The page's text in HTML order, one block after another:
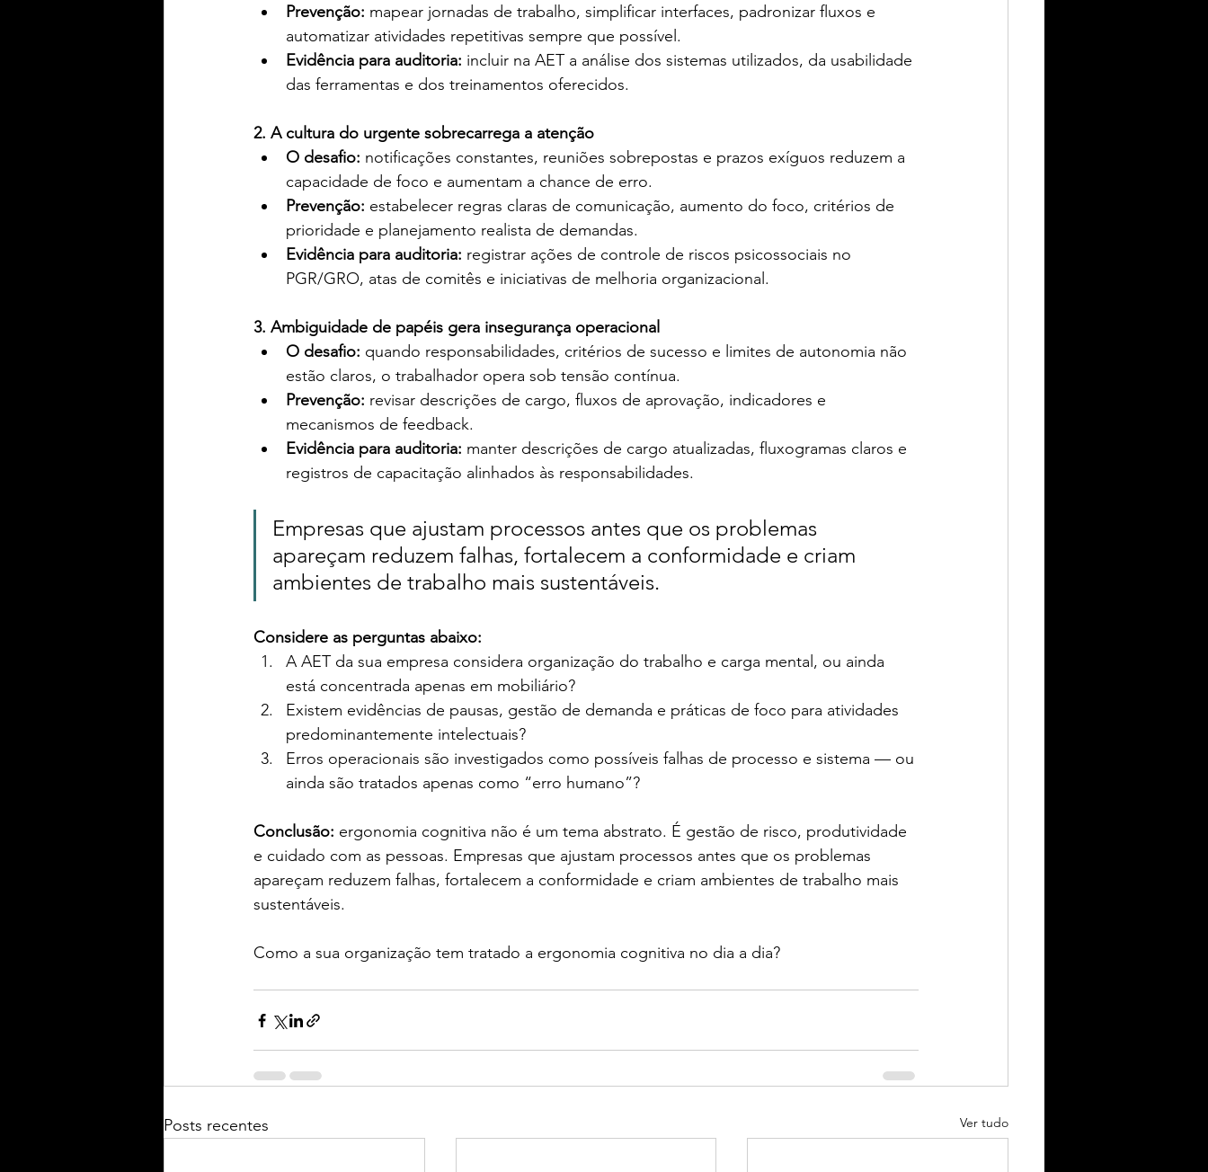
Prevenção: mapear jornadas de trabalho, simplificar interfaces, padronizar fluxos e
automatizar atividades repetitivas sempre que possível.
Evidência para auditoria: incluir na AET a análise dos sistemas utilizados, da usabilidade
das ferramentas e dos treinamentos oferecidos.
2. A cultura do urgente sobrecarrega a atenção
O desafio: notificações constantes, reuniões sobrepostas e prazos exíguos reduzem a
capacidade de foco e aumentam a chance de erro.
Prevenção: estabelecer regras claras de comunicação, aumento do foco, critérios de
prioridade e planejamento realista de demandas.
Evidência para auditoria: registrar ações de controle de riscos psicossociais no
PGR/GRO, atas de comitês e iniciativas de melhoria organizacional.
3. Ambiguidade de papéis gera insegurança operacional
O desafio: quando responsabilidades, critérios de sucesso e limites de autonomia não
estão claros, o trabalhador opera sob tensão contínua.
Prevenção: revisar descrições de cargo, fluxos de aprovação, indicadores e
mecanismos de feedback.
Evidência para auditoria: manter descrições de cargo atualizadas, fluxogramas claros e
registros de capacitação alinhados às responsabilidades.
Empresas que ajustam processos antes que os problemas
apareçam reduzem falhas, fortalecem a conformidade e criam
ambientes de trabalho mais sustentáveis.
Considere as perguntas abaixo:
A AET da sua empresa considera organização do trabalho e carga mental, ou ainda
está concentrada apenas em mobiliário?
Existem evidências de pausas, gestão de demanda e práticas de foco para atividades
predominantemente intelectuais?
Erros operacionais são investigados como possíveis falhas de processo e sistema — ou
ainda são tratados apenas como “erro humano”?
Conclusão: ergonomia cognitiva não é um tema abstrato. É gestão de risco, produtividade
e cuidado com as pessoas. Empresas que ajustam processos antes que os problemas
apareçam reduzem falhas, fortalecem a conformidade e criam ambientes de trabalho mais
sustentáveis.
Como a sua organização tem tratado a ergonomia cognitiva no dia a dia?
Posts recentes Ver tudo